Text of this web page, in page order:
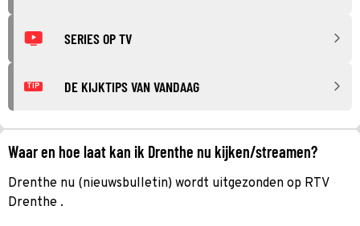
SERIES OP TV
TIP DE KIJKTIPS VAN VANDAAG
Waar en hoe laat kan ik Drenthe nu kijken/streamen?
Drenthe nu (nieuwsbulletin) wordt uitgezonden op RTV
Drenthe .